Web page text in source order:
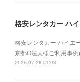
格安レンタカー ハイエ
京都O法人様ご利用事
2026.07.28 01:03